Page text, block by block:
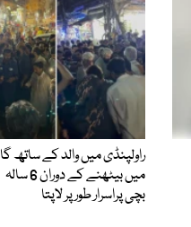
راولپنڈی میں والد کے ساتھ
میں بیٹھنے کے دوران 6 سالہ
بچی پراسرار طور پر لاپتا